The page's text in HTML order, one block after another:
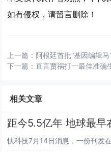
如有侵权，请留言删除！
上一篇：阿根廷首批“基因编辑
下一篇： 直言贾祸打一最佳准确
相关文章